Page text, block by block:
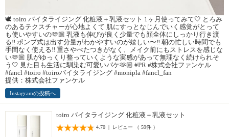
🕊️ toiro バイタライジング 化粧液＋乳液セット 1ヶ月使ってみて🤍 とろみ
のあるテクスチャーが心地よくて 肌にすっとなじんでいく感覚がとって
も使いやすいの🫶🏼 乳液も伸びが良く少量でも顔全体にしっかり行き渡
る‼︎ ポンプ式は出す分量がわかやすいのが嬉しい〜‼︎ 朝の忙しい時間でも
手間なく使える‼︎ 重さやべたつきがなく、メイク前にもストレスを感じな
い🫶🏼 肌がゆっくり整っていくような実感があって無理なく続けられそ
う🤍 見た目も生活に馴染む可愛いパケ🫶🏼 #PR #株式会社ファンケル
#fancl #toiro #toiroバイタライジング #monipla #fancl_fan
提供：株式会社ファンケル
Instagramの投稿へ
toiro バイタライジング 化粧液＋乳液セット
4.70 | レビュー （ 59件 ）